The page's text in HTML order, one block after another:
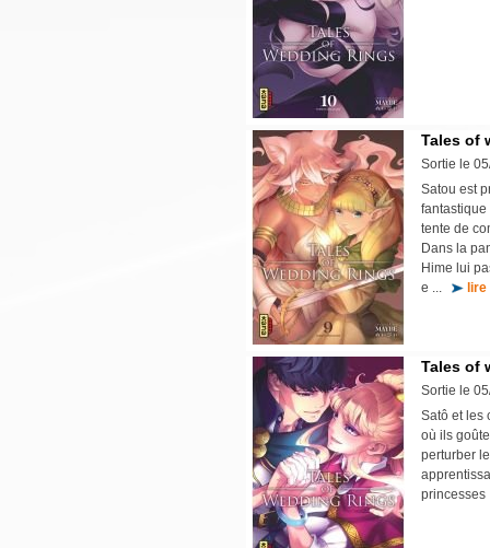
Tales of
Sortie le
Satou est
fantastique
tente de
Dans la
Hime lui
e ...
Tales of
Sortie le
Satô et les
où ils
perturber